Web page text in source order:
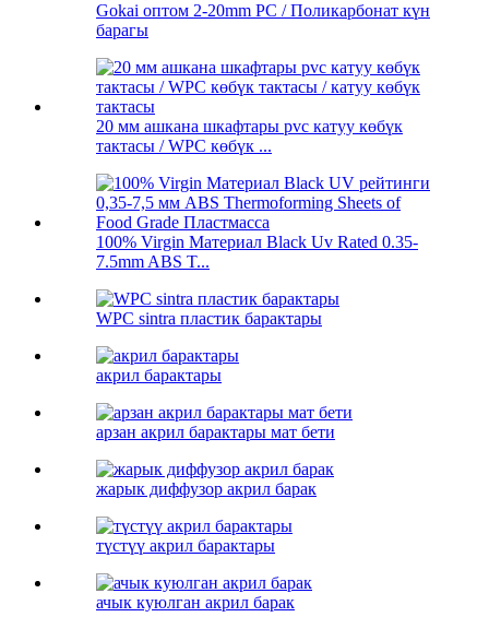
Gokai оптом 2-20mm PC / Поликарбонат күн
барагы
20 мм ашкана шкафтары pvc катуу көбүк
тактасы / WPC көбүк ...
100% Virgin Материал Black Uv Rated 0.35-
7.5mm ABS T...
WPC sintra пластик барактары
акрил барактары
арзан акрил барактары мат бети
жарык диффузор акрил барак
түстүү акрил барактары
ачык куюлган акрил барак